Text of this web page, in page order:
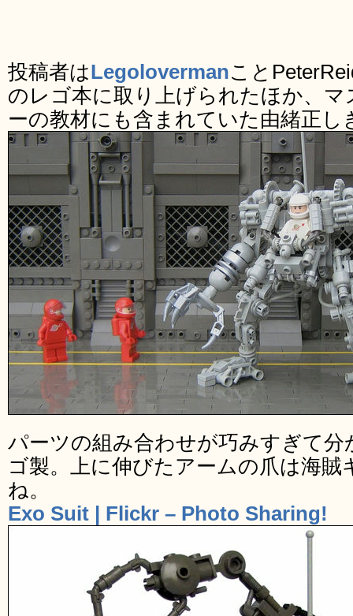
投稿者はLegolovermanこと
のレゴ本に取り上げられたほか、
ーの教材にも含まれていた由緒正し
パーツの組み合わせが巧みすぎて
ゴ製。上に伸びたアームの爪は海
ね。
Exo Suit | Flickr – Photo Sharing!